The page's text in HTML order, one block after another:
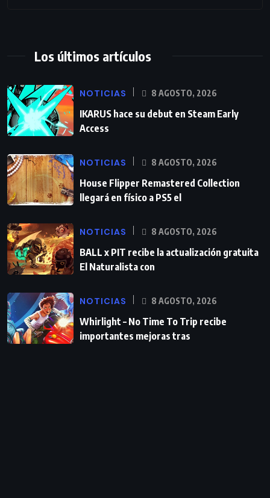
Los últimos artículos
NOTICIAS 8 AGOSTO, 2026
IKARUS hace su debut en Steam Early
Access
NOTICIAS 8 AGOSTO, 2026
House Flipper Remastered Collection
llegará en físico a PS5 el
NOTICIAS 8 AGOSTO, 2026
BALL x PIT recibe la actualización gratuita
El Naturalista con
NOTICIAS 8 AGOSTO, 2026
Whirlight – No Time To Trip recibe
importantes mejoras tras